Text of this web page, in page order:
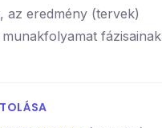
az eredmény (tervek)
munakfolyamat fázisainak